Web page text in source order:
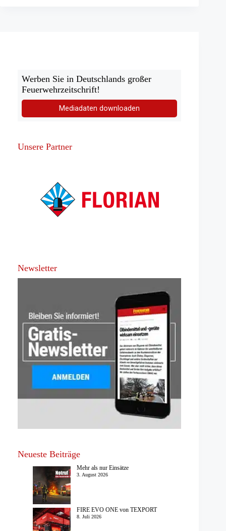
Werben Sie in Deutschlands großer
Feuerwehrzeitschrift!
Mediadaten downloaden
Unsere Partner
Newsletter
Neueste Beiträge
Mehr als nur Einsätze
3. August 2026
FIRE EVO ONE von TEXPORT
8. Juli 2026